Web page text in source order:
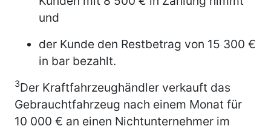
und
der Kunde den Restbetrag von 15 300 €
in bar bezahlt.
3Der Kraftfahrzeughändler verkauft das
Gebrauchtfahrzeug nach einem Monat für
10 000 € an einen Nichtunternehmer im